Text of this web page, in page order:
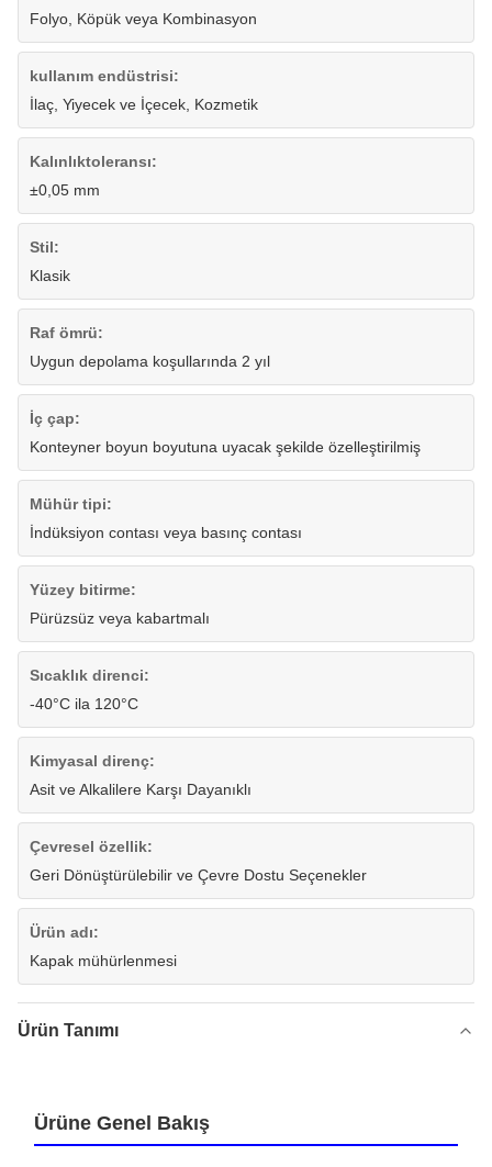
Folyo, Köpük veya Kombinasyon
kullanım endüstrisi:
İlaç, Yiyecek ve İçecek, Kozmetik
Kalınlıktoleransı:
±0,05 mm
Stil:
Klasik
Raf ömrü:
Uygun depolama koşullarında 2 yıl
İç çap:
Konteyner boyun boyutuna uyacak şekilde özelleştirilmiş
Mühür tipi:
İndüksiyon contası veya basınç contası
Yüzey bitirme:
Pürüzsüz veya kabartmalı
Sıcaklık direnci:
-40°C ila 120°C
Kimyasal direnç:
Asit ve Alkalilere Karşı Dayanıklı
Çevresel özellik:
Geri Dönüştürülebilir ve Çevre Dostu Seçenekler
Ürün adı:
Kapak mühürlenmesi
Ürün Tanımı
Ürüne Genel Bakış